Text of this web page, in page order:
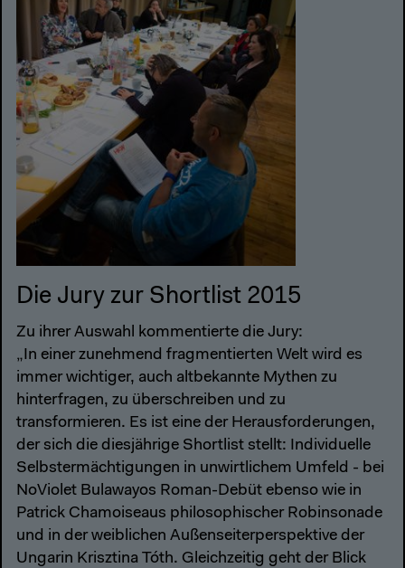
Die Jury zur Shortlist 2015
Zu ihrer Auswahl kommentierte die Jury:
„In einer zunehmend fragmentierten Welt wird es
immer wichtiger, auch altbekannte Mythen zu
hinterfragen, zu überschreiben und zu
transformieren. Es ist eine der Herausforderungen,
der sich die diesjährige Shortlist stellt: Individuelle
Selbstermächtigungen in unwirtlichem Umfeld - bei
NoViolet Bulawayos Roman-Debüt ebenso wie in
Patrick Chamoiseaus philosophischer Robinsonade
und in der weiblichen Außenseiterperspektive der
Ungarin Krisztina Tóth. Gleichzeitig geht der Blick